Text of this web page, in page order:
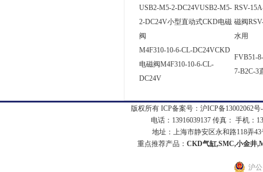
USB2-M5-2-DC24VUSB2-M5-
2-DC24V小型直动式CKD电磁
阀
RSV-
磁阀
水用
M4F310-10-6-CL-DC24VCKD
电磁阀M4F310-10-6-CL-
DC24V
FVB51-
7-B2C-3
版权所有 ICP备案号： 沪ICP备13002062号
电话：13916039137 传真： 手机：
地址：上海市静安区永和路118弄43
重点推荐产品： CKD气缸,SMC,小金井
沪公